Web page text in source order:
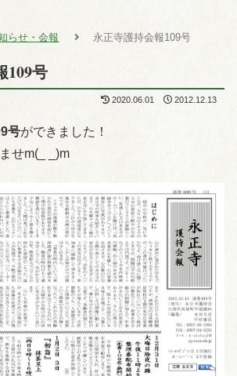
らせ・会報 永正寺護持会報109号
109号
2020.06.01 2012.12.13
号ができました！
せm(_ _)m